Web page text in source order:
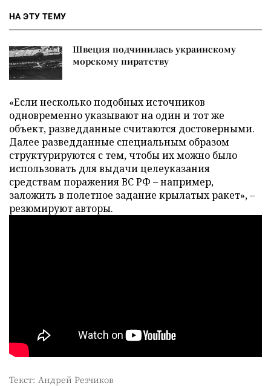
НА ЭТУ ТЕМУ
Швеция подчинилась украинскому
морскому пиратству
«Если несколько подобных источников
одновременно указывают на один и тот же
объект, разведданные считаются достоверными.
Далее разведданные специальным образом
структурируются с тем, чтобы их можно было
использовать для выдачи целеуказания
средствам поражения ВС РФ – например,
заложить в полетное задание крылатых ракет», –
резюмируют авторы.
Текст: Андрей Резчиков